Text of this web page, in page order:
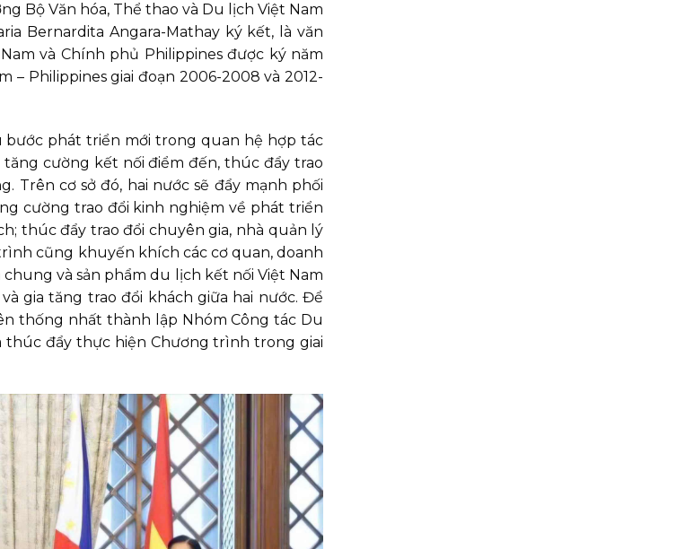
Bộ Văn hóa, Thể thao và Du lịch Việt Nam
Bernardita Angara-Mathay ký kết, là văn
và Chính phủ Philippines được ký năm
– Philippines giai đoạn 2006-2008 và 2012-
bước phát triển mới trong quan hệ hợp tác
cường kết nối điểm đến, thúc đẩy trao
Trên cơ sở đó, hai nước sẽ đẩy mạnh phối
cường trao đổi kinh nghiệm về phát triển
thúc đẩy trao đổi chuyên gia, nhà quản lý
cũng khuyến khích các cơ quan, doanh
và sản phẩm du lịch kết nối Việt Nam
gia tăng trao đổi khách giữa hai nước. Để
thống nhất thành lập Nhóm Công tác Du
thúc đẩy thực hiện Chương trình trong giai